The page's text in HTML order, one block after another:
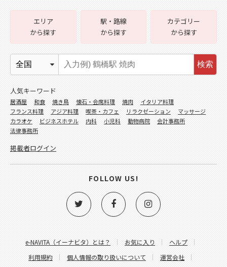
e-NAVITA（イーナビタ）とは？ お気に入り
ヘルプ
利用規約
個人情報の取り扱いについて 運営会社
エリア
から探す
駅・路線
から探す
カテゴリー
から探す
検索
人気キーワード
居酒屋 和食 焼き鳥 懐石・会席料理 焼肉
イタリア料理
フランス料理
アジア料理 喫茶・カフェ リラクゼーション
マッサージ
カラオケ
ビジネスホテル 内科 小児科 動物病院
会計事務所
法律事務所
掲載者ログイン
FOLLOW US!